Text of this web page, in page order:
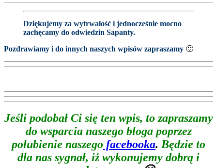
Dziękujemy za wytrwałość i jednocześnie mocno
zachęcamy do odwiedzin Sapanty.
Pozdrawiamy i do innych naszych wpisów zapraszamy 🙂
Jeśli podobał Ci się ten wpis, to zapraszamy
do wsparcia naszego bloga poprzez
polubienie naszego facebooka. Będzie to
dla nas sygnał, iż wykonujemy dobrą i